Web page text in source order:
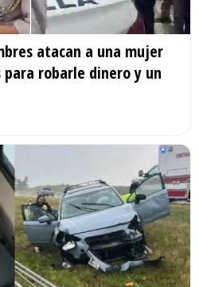
atacan a una mujer
para robarle dinero y un